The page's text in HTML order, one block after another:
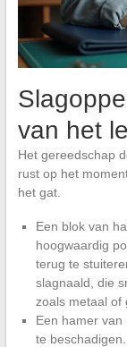
van het
Het gereedschap
rust op het
het gat.
Een blok van
hoogwaardig
terug te
slagnaald, die
zoals metaal of
Een hamer
te